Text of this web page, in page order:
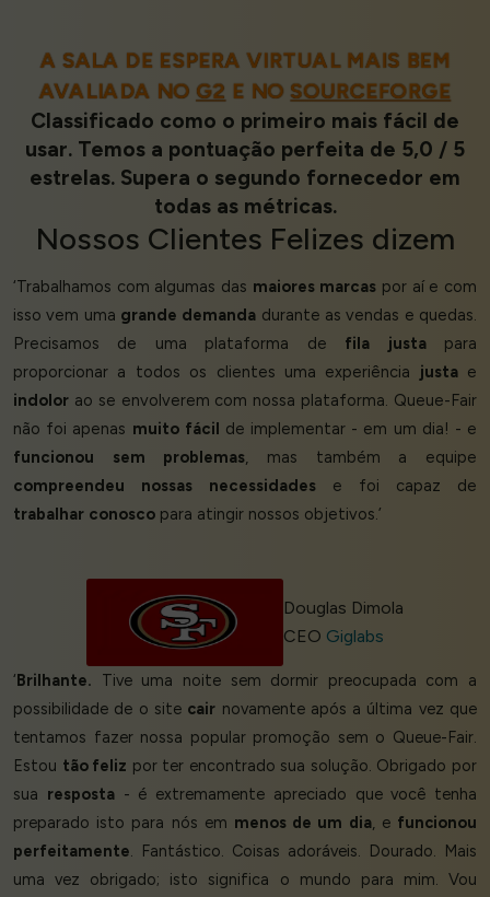
A SALA DE ESPERA VIRTUAL MAIS BEM
AVALIADA NO G2 E NO SOURCEFORGE
Classificado como o primeiro mais fácil de
usar. Temos a pontuação perfeita de 5,0 / 5
estrelas. Supera o segundo fornecedor em
todas as métricas.
Nossos Clientes Felizes dizem
‘Trabalhamos com algumas das maiores marcas por aí e com
isso vem uma grande demanda durante as vendas e quedas.
Precisamos de uma plataforma de fila justapara
proporcionar a todos os clientes uma experiência justae
indolor ao se envolverem com nossa plataforma. Queue-Fair
não foi apenas muito fácil
de implementar - em um dia! - e
funcionou sem problemas, mas também a equipe
compreendeu nossas necessidades e foi capaz de
trabalhar conosco para atingir nossos objetivos.’
Douglas Dimola
CEO Giglabs
‘ Brilhante. Tive uma noite sem dormir preocupada com a
possibilidade de o site cair novamente após a última vez que
tentamos fazer nossa popular promoção sem o Queue-Fair.
Estou tão feliz por ter encontrado sua solução. Obrigado por
sua resposta- é extremamente apreciado que você tenha
preparado isto para nós em menos de um dia, e funcionou
perfeitamente. Fantástico. Coisas adoráveis. Dourado. Mais
uma vez obrigado; isto significa o mundo para mim. Vou